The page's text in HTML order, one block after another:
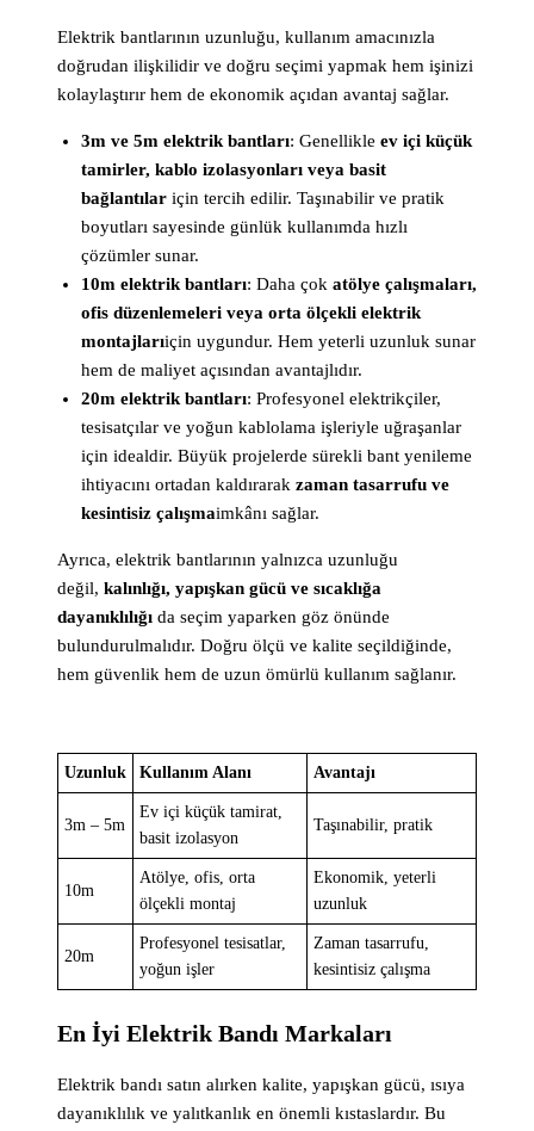
Elektrik bantlarının uzunluğu, kullanım amacınızla
doğrudan ilişkilidir ve doğru seçimi yapmak hem işinizi
kolaylaştırır hem de ekonomik açıdan avantaj sağlar.
3m ve 5m elektrik bantları: Genellikle ev içi küçük
tamirler, kablo izolasyonları veya basit
bağlantılar için tercih edilir. Taşınabilir ve pratik
boyutları sayesinde günlük kullanımda hızlı
çözümler sunar.
10m elektrik bantları: Daha çok atölye çalışmaları,
ofis düzenlemeleri veya orta ölçekli elektrik
montajlarıiçin uygundur. Hem yeterli uzunluk sunar
hem de maliyet açısından avantajlıdır.
20m elektrik bantları: Profesyonel elektrikçiler,
tesisatçılar ve yoğun kablolama işleriyle uğraşanlar
için idealdir. Büyük projelerde sürekli bant yenileme
ihtiyacını ortadan kaldırarak zaman tasarrufu ve
kesintisiz çalışmaimkânı sağlar.
Ayrıca, elektrik bantlarının yalnızca uzunluğu
değil, kalınlığı, yapışkan gücü ve sıcaklığa
dayanıklılığı da seçim yaparken göz önünde
bulundurulmalıdır. Doğru ölçü ve kalite seçildiğinde,
hem güvenlik hem de uzun ömürlü kullanım sağlanır.
Uzunluk Kullanım Alanı Avantajı
3m – 5m
Ev içi küçük tamirat,
basit izolasyon
Taşınabilir, pratik
10m
Atölye, ofis, orta
ölçekli montaj
Ekonomik, yeterli
uzunluk
20m
Profesyonel tesisatlar,
yoğun işler
Zaman tasarrufu,
kesintisiz çalışma
En İyi Elektrik Bandı Markaları
Elektrik bandı satın alırken kalite, yapışkan gücü, ısıya
dayanıklılık ve yalıtkanlık en önemli kıstaslardır. Bu